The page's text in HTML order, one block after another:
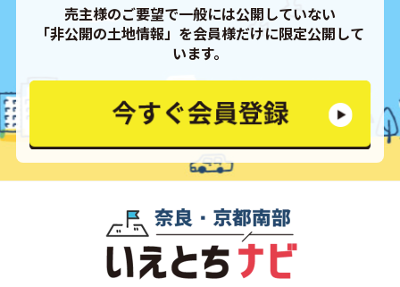
売主様のご要望で一般には公開していない
「非公開の土地情報」を会員様だけに限定公開して
います。